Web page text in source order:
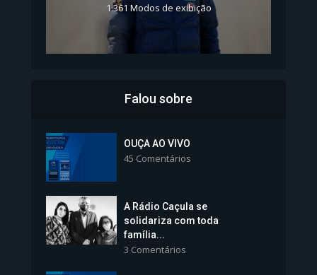
1.361 Modos de exibição
Colégios da Polícia...
Falou sobre
OUÇA AO VIVO
45 Comentários
A Rádio Caçula se
solidariza com toda
família...
3 Comentários